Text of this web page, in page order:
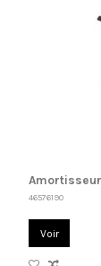
46576190
Voir